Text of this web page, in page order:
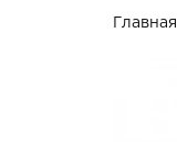
Главная